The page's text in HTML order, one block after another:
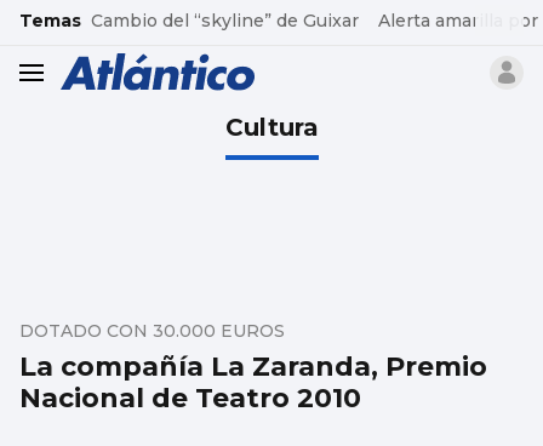
common.go-to-content
Temas Cambio del “skyline” de Guixar Alerta amarilla por
header.menu.open
Cultura
La compañía La Zaranda, Premio
Nacional de Teatro 2010
DOTADO CON 30.000 EUROS